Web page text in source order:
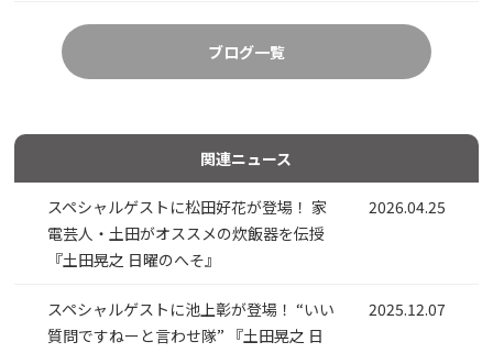
ブログ一覧
関連ニュース
スペシャルゲストに松田好花が登場！ 家
電芸人・土田がオススメの炊飯器を伝授
『土田晃之 日曜のへそ』
2026.04.25
スペシャルゲストに池上彰が登場！ “いい
質問ですねーと言わせ隊” 『土田晃之 日
2025.12.07